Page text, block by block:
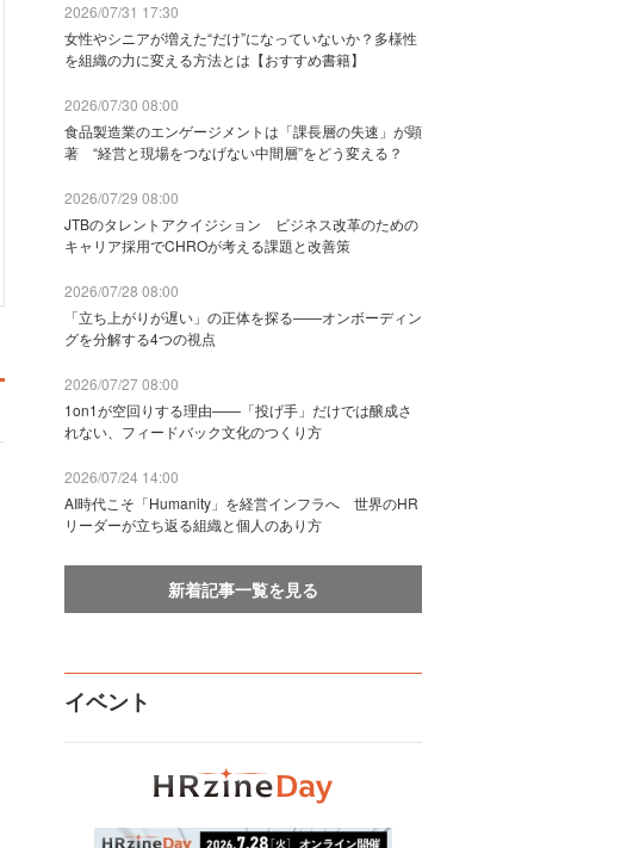
2026/07/31 17:30
女性やシニアが増えた“だけ”になっていないか？多様性
を組織の力に変える方法とは【おすすめ書籍】
2026/07/30 08:00
食品製造業のエンゲージメントは「課長層の失速」が顕
著 “経営と現場をつなげない中間層”をどう変える？
2026/07/29 08:00
JTBのタレントアクイジション ビジネス改革のための
キャリア採用でCHROが考える課題と改善策
2026/07/28 08:00
「立ち上がりが遅い」の正体を探る——オンボーディン
グを分解する4つの視点
2026/07/27 08:00
1on1が空回りする理由——「投げ手」だけでは醸成さ
れない、フィードバック文化のつくり方
2026/07/24 14:00
AI時代こそ「Humanity」を経営インフラへ 世界のHR
リーダーが立ち返る組織と個人のあり方
新着記事一覧を見る
イベント